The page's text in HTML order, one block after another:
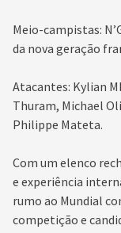
Meio-campistas:
da nova geração
Atacantes: Kylian
Thuram, Michael
Philippe Mateta.
Com um elenco
e experiência
rumo ao Mundial
competição e